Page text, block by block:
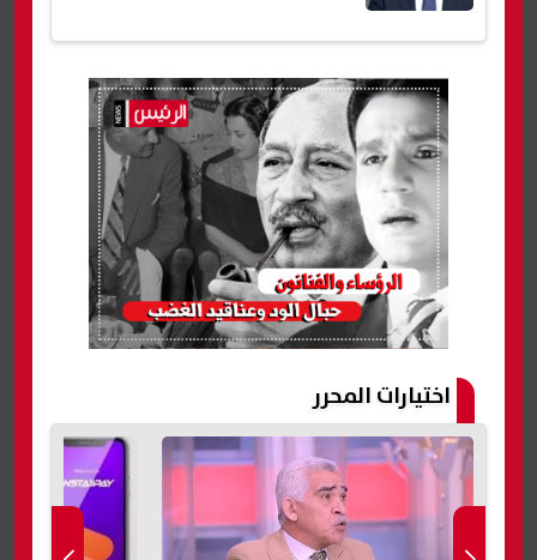
اختيارات المحرر